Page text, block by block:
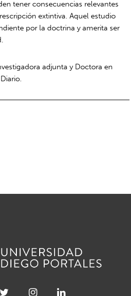
tener consecuencias relevantes
extintiva. Aquel estudio
por la doctrina y amerita ser
adjunta y Doctora en